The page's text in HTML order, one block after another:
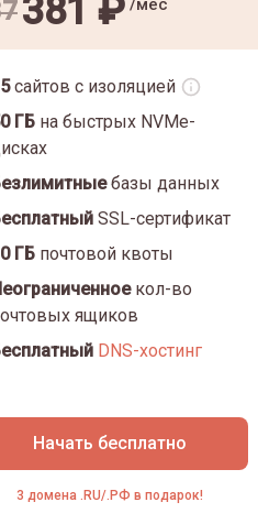
381 ₽ /мес
сайтов с изоляцией
ГБ на быстрых NVMe-
базы данных
SSL-сертификат
ГБ почтовой квоты
кол-во
ящиков
DNS-хостинг
Начать бесплатно
3 домена .RU/.РФ в подарок!